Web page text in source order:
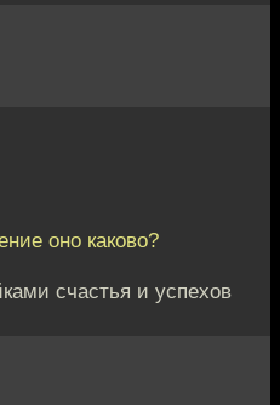
оно каково?
счастья и успехов